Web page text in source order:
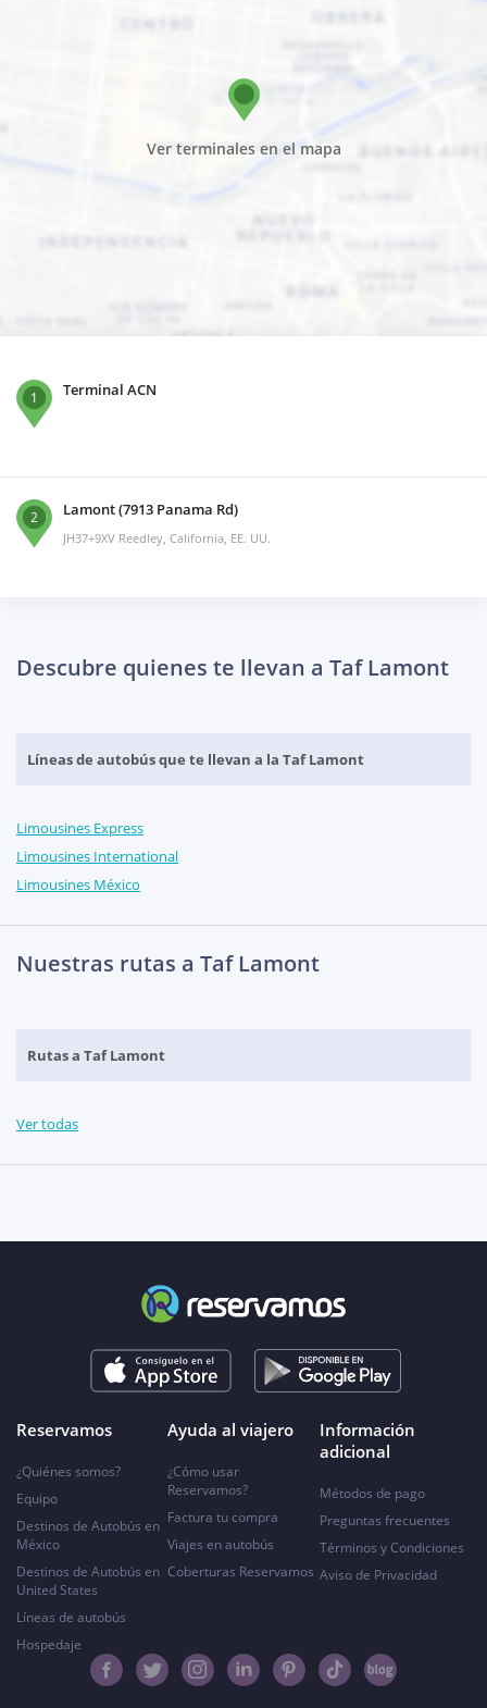
Ver terminales en el mapa
1 Terminal ACN
2 Lamont (7913 Panama Rd)
JH37+9XV Reedley, California, EE. UU.
Descubre quienes te llevan a Taf Lamont
Líneas de autobús que te llevan a la Taf Lamont
Limousines Express
Limousines International
Limousines México
Nuestras rutas a Taf Lamont
Rutas a Taf Lamont
Ver todas
Reservamos
¿Quiénes somos?
Equipo
Destinos de Autobús en
México
Destinos de Autobús en
United States
Líneas de autobús
Hospedaje
Ayuda al viajero
¿Cómo usar
Reservamos?
Factura tu compra
Viajes en autobús
Coberturas Reservamos
Información
adicional
Métodos de pago
Preguntas frecuentes
Términos y Condiciones
Aviso de Privacidad